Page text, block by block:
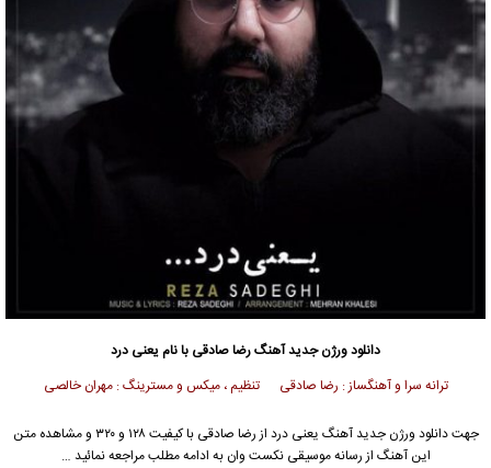
دانلود ورژن جدیدآهنگرضا صادقی با نام یعنی درد
ترانه سرا و آهنگساز : رضا صادقی تنظیم ، میکس و مسترینگ : مهران خالصی
جهت دانلود ورژن جدید آهنگ یعنی درد از رضا صادقی
با کیفیت ۱۲۸ و ۳۲۰ و مشاهده متن
این آهنگ از رسانه موسیقی نکست وان به ادامه مطلب مراجعه نمائید …